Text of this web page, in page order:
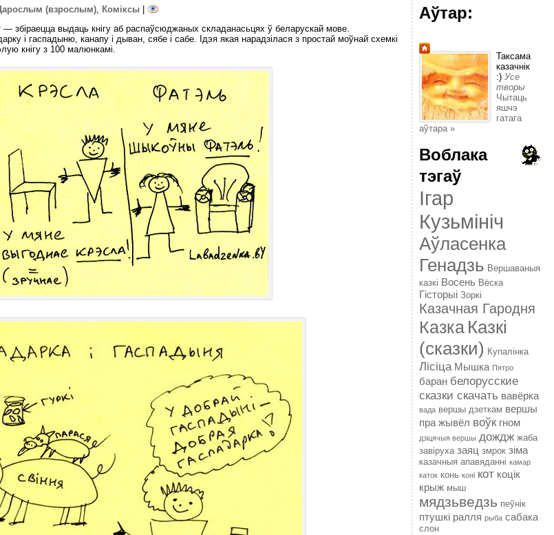
(взрослым), Комiксы|
збіраецца выдаць кнігу аб распаўсюджаных складанасьцях ў беларускай мове.
і гаспадыню, канапу і дыван, сябе і сабе. Ідэя якая нарадзілася з простай моўнай схемкі
кнігу з 100 малюнкамі.
Аўтар:
Таксама
казачнік
:) Усе
творы
Чытаць
яшчэ
гатага
аўтара »
Воблака
тэгаў
Ігар
Кузьмініч
Аўласенка
Генадзь Вершаваныя
казкі Восень Вёска
Гісторыі Зоркі
Казачная Гародня
Казка Казкі
(сказки) Купалінка
Лісіца Мышка Пятро
баран белорусские
сказки скачать вавёрка
вада вершы дзеткам вершы
пра жывёл воўк гном
дзіцячыя вершы дождж жаба
завіруха заяц змрок зіма
казачныя апавяданні камар
каток конь коні кот коцік
крыж мыш
мядзьведзь пеўнік
птушкі ралля рыба сабака
слон